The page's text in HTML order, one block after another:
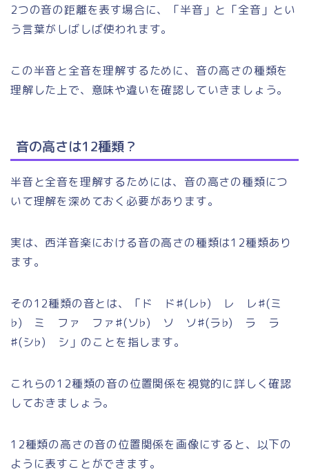
2つの音の距離を表す場合に、「半音」と「全音」とい
う言葉がしばしば使われます。
この半音と全音を理解するために、音の高さの種類を
理解した上で、意味や違いを確認していきましょう。
音の高さは12種類？
半音と全音を理解するためには、音の高さの種類につ
いて理解を深めておく必要があります。
実は、西洋音楽における音の高さの種類は12種類あり
ます。
その12種類の音とは、「ド ド♯(レ♭) レ レ♯(ミ
♭) ミ ファ ファ♯(ソ♭) ソ ソ♯(ラ♭) ラ ラ
♯(シ♭) シ」のことを指します。
これらの12種類の音の位置関係を視覚的に詳しく確認
しておきましょう。
12種類の高さの音の位置関係を画像にすると、以下の
ように表すことができます。